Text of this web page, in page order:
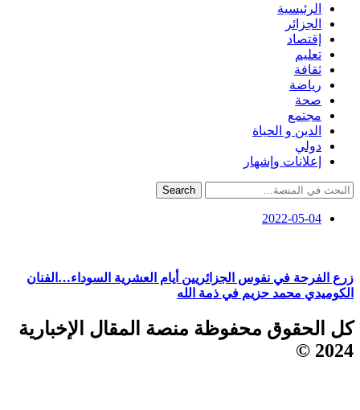
الرئيسية
الجزائر
إقتصاد
تعليم
ثقافة
رياضة
صحة
مجتمع
الدين و الحياة
دولي
إعلانات وإشهار
Search
2022-05-04
زرع الفرحة في نفوس الجزائريين أيام العشرية السوداء…الفنان
الكوميدي محمد حزيم في ذمة الله
كل الحقوق محفوظة منصة المقال الإخبارية
2024 ©